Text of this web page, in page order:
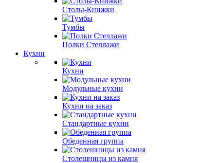
Столы-Книжки
Тумбы
Полки Стеллажи
Кухни
Кухни
Модульные кухни
Кухни на заказ
Стандартные кухни
Обеденная группа
Столешницы из камня